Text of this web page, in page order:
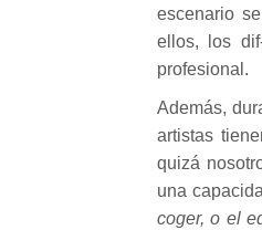
escenario
ellos, los
profesional.
Además,
artistas
quizá
una
coger, o el